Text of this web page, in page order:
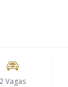
2 Vagas